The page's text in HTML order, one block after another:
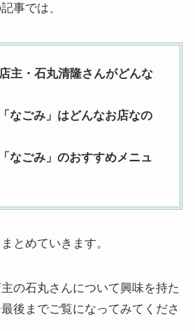
事では、
主・石丸清隆さんがどんな
なごみ」はどんなお店なの
なごみ」のおすすめメニュ
とめていきます。
の石丸さんについて興味を持た
後までご覧になってみてくださ